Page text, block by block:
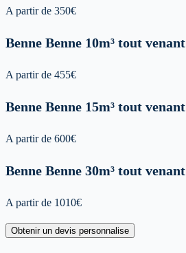
A partir de 350€
Benne Benne 10m³ tout venant
A partir de 455€
Benne Benne 15m³ tout venant
A partir de 600€
Benne Benne 30m³ tout venant
A partir de 1010€
Obtenir un devis personnalise